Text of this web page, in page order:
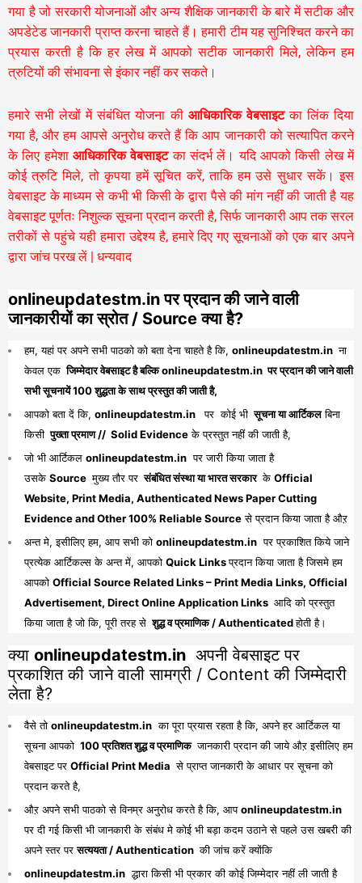
गया है जो सरकारी योजनाओं और अन्य शैक्षिक जानकारी के बारे में सटीक और
अपडेटेड जानकारी प्राप्त करना चाहते हैं। हमारी टीम यह सुनिश्चित करने का
प्रयास करती है कि हर लेख में आपको सटीक जानकारी मिले, लेकिन हम
त्रुटियों की संभावना से इंकार नहीं कर सकते।
हमारे सभी लेखों में संबंधित योजना की आधिकारिक वेबसाइटका लिंक दिया
गया है, और हम आपसे अनुरोध करते हैं कि आप जानकारी को सत्यापित करने
के लिए हमेशा आधिकारिक वेबसाइटका संदर्भ लें। यदि आपको किसी लेख में
कोई त्रुटि मिले, तो कृपया हमें सूचित करें, ताकि हम उसे सुधार सकें। इस
वेबसाइट के माध्यम से कभी भी किसी के द्वारा पैसे की मांग नहीं की जाती है यह
वेबसाइट पूर्णतः निशुल्क सूचना प्रदान करती है,सिर्फ जानकारी आप तक सरल
तरीकों से पहुंचे यही हमारा उद्देश्य है, हमारे दिए गए सूचनाओं को एक बार अपने
द्वारा जांच परख लें | धन्यवाद
onlineupdatestm.in पर प्रदान की जाने वाली
जानकारीयों का स्रोत / Source क्या है?
हम, यहां पर अपने सभी पाठको को बता देना चाहते है कि, onlineupdatestm.in ना
केवल एक जिम्मेदार वेबसाइट है बल्कि onlineupdatestm.in पर प्रदान की जाने वाली
सभी सूचनायें 100 शुद्धता के साथ प्रस्तुत की जाती है,
आपको बता दें कि, onlineupdatestm.in पर कोई भी सूचना या आर्टिकलबिना
किसी पुख्ता प्रमाण // Solid Evidenceके प्रस्तुत नहीं की जाती है,
जो भी आर्टिकल onlineupdatestm.in पर जारी किया जाता है
उसके Source मुख्य तौर पर संबंधित संस्था या भारत सरकार के Official
Website, Print Media, Authenticated News Paper Cutting
Evidence and Other 100% Reliable Sourceसे प्रदान किया जाता है औऱ
अन्त मे, इसीलिए हम, आप सभी को onlineupdatestm.in पर प्रकाशित किये जाने
प्रत्येक आर्टिकल्स के अन्त में, आपको Quick Linksप्रदान किया जाता है जिसमे हम
आपको Official Source Related Links – Print Media Links, Official
Advertisement, Direct Online Application Links आदि को प्रस्तुत
किया जाता है जो कि, पूरी तरह से शुद्ध व प्रमाणिक / Authenticatedहोती है।
क्या onlineupdatestm.in अपनी वेबसाइट पर
प्रकाशित की जाने वाली सामग्री / Content की जिम्मेदारी
लेता है?
वैसे तो onlineupdatestm.in का पूरा प्रयास रहता है कि, अपने हर आर्टिकल या
सूचना आपको 100 प्रतिशत शुद्ध व प्रमाणिक जानकारी प्रदान की जाये औऱ इसीलिए हम
वेबसाइट पर Official Print Media से प्राप्त जानकारी के आधार पर सूचना को
प्रदान करते है,
औऱ अपने सभी पाठको से विनम्र अनुरोध करते है कि, आपonlineupdatestm.in
पर दी गई किसी भी जानकारी के संबंध मे कोई भी बड़ा कदम उठाने से पहले उस खबरी की
अपने स्तर परसत्ययता / Authentication की जांच करें क्योंकि
onlineupdatestm.in द्धारा किसी भी प्रकार की कोई जिम्मेदार नहीं ली जाती है